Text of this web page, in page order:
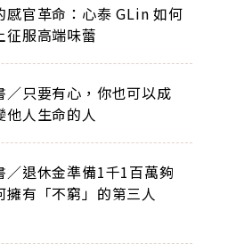
感官革命：心泰 GLin 如何
征服高端味蕾
／只要有心，你也可以成
他人生命的人
／退休金準備1千1百萬夠
擁有「不窮」的第三人